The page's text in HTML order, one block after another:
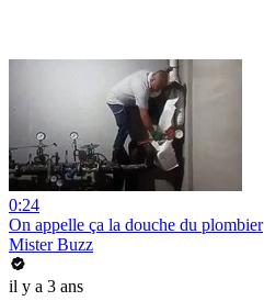
0:24
On appelle ça la douche du plombier
Mister Buzz
il y a 3 ans